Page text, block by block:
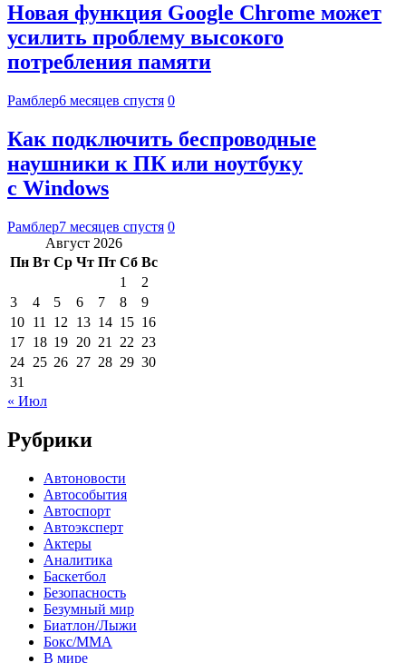
Новая функция Google Chrome может
усилить проблему высокого
потребления памяти
Рамблер6 месяцев спустя 0
Как подключить беспроводные
наушники к ПК или ноутбуку
с Windows
Рамблер7 месяцев спустя 0
Август 2026
Пн Вт Ср Чт Пт Сб Вс
1
2
3
4 5 6 7 8
9
10 11 12 13 14 15 16
17 18 19 20 21 22 23
24 25 26 27 28 29 30
31
« Июл
Рубрики
Автоновости
Автособытия
Автоспорт
Автоэксперт
Актеры
Аналитика
Баскетбол
Безопасность
Безумный мир
Биатлон/Лыжи
Бокс/MMA
В мире